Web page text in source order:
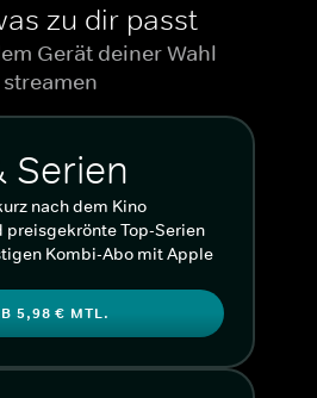
zu dir passt
Gerät deiner Wahl
streamen
Serien
nach dem Kino
preisgekrönte Top-Serien
Kombi-Abo mit Apple
5,98 € MTL.